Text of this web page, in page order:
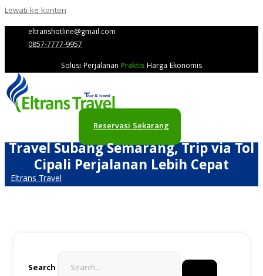
Lewati ke konten
eltranshotline@gmail.com
0857-7777-9957
Solusi Perjalanan Praktis Harga Ekonomis
Reservasi Sekarang
Travel Subang Semarang, Trip via Tol
Cipali Perjalanan Lebih Cepat
Eltrans Travel
Search